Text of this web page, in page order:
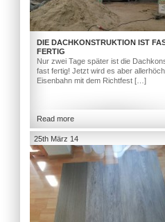
DIE DACHKONSTRUKTION IST
FERTIG
Nur zwei Tage später ist die
fast fertig! Jetzt wird es aber
Eisenbahn mit dem Richtfest […]
Read more
25th März 14